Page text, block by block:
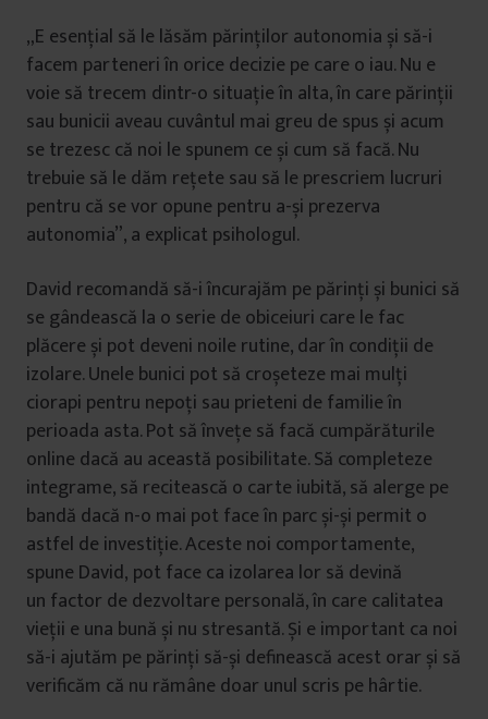
„E esențial să le lăsăm părinților autonomia și să-i
facem parteneri în orice decizie pe care o iau. Nu e
voie să trecem dintr-o situație în alta, în care părinții
sau bunicii aveau cuvântul mai greu de spus și acum
se trezesc că noi le spunem ce și cum să facă. Nu
trebuie să le dăm rețete sau să le prescriem lucruri
pentru că se vor opune pentru a-și prezerva
autonomia”, a explicat psihologul.
David recomandă să-i încurajăm pe părinți și bunici să
se gândească la o serie de obiceiuri care le fac
plăcere și pot deveni noile rutine, dar în condiții de
izolare. Unele bunici pot să croșeteze mai mulți
ciorapi pentru nepoți sau prieteni de familie în
perioada asta. Pot să învețe să facă cumpărăturile
online dacă au această posibilitate. Să completeze
integrame, să recitească o carte iubită, să alerge pe
bandă dacă n-o mai pot face în parc și-și permit o
astfel de investiție. Aceste noi comportamente,
spune David, pot face ca izolarea lor să devină
un factor de dezvoltare personală, în care calitatea
vieții e una bună și nu stresantă. Și e important ca noi
să-i ajutăm pe părinți să-și definească acest orar și să
verificăm că nu rămâne doar unul scris pe hârtie.